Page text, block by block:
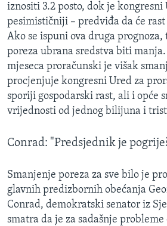
iznositi 3.2 posto, dok je kongresni
pesimističniji – predviđa da će
Ako se ispuni ova druga prognoza,
poreza ubrana sredstva biti
mjeseca proračunski je višak
procjenjuje kongresni Ured za
sporiji gospodarski rast, ali i opće
vrijednosti od jednog bilijuna i
Conrad: "Predsjednik je
Smanjenje poreza za sve bilo je
glavnih predizbornih obećanja
Conrad, demokratski senator iz
smatra da je za sadašnje